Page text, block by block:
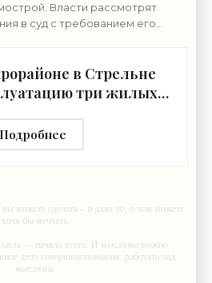
Власти рассмотрят
в суд с требованием его
в Стрельне
три жилых
Подробнее
вы можете сделать – и даже то, о чем можете
хотя бы мечтать.
— начало всего. И мыслями можно
дело совершенствования: работать над
мыслями.